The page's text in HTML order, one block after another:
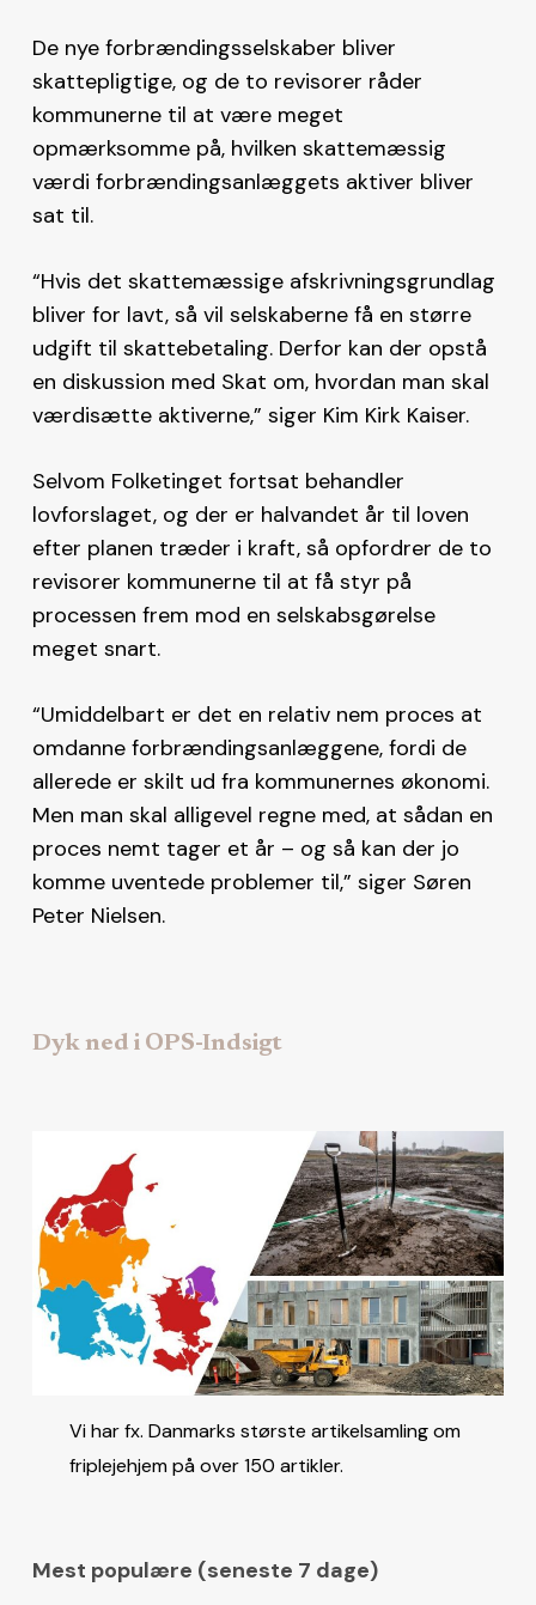
De nye forbrændingsselskaber bliver
skattepligtige, og de to revisorer råder
kommunerne til at være meget
opmærksomme på, hvilken skattemæssig
værdi forbrændingsanlæggets aktiver bliver
sat til.
“Hvis det skattemæssige afskrivningsgrundlag
bliver for lavt, så vil selskaberne få en større
udgift til skattebetaling. Derfor kan der opstå
en diskussion med Skat om, hvordan man skal
værdisætte aktiverne,” siger Kim Kirk Kaiser.
Selvom Folketinget fortsat behandler
lovforslaget, og der er halvandet år til loven
efter planen træder i kraft, så opfordrer de to
revisorer kommunerne til at få styr på
processen frem mod en selskabsgørelse
meget snart.
“Umiddelbart er det en relativ nem proces at
omdanne forbrændingsanlæggene, fordi de
allerede er skilt ud fra kommunernes økonomi.
Men man skal alligevel regne med, at sådan en
proces nemt tager et år – og så kan der jo
komme uventede problemer til,” siger Søren
Peter Nielsen.
Dyk ned i OPS-Indsigt
Vi har fx. Danmarks største artikelsamling om
friplejehjem på over 150 artikler.
Mest populære (seneste 7 dage)